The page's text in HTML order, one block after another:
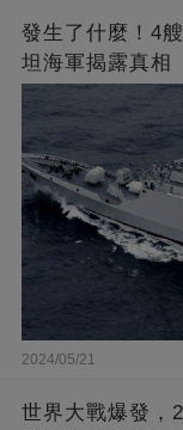
發生了什麼！4
坦海軍揭露真相
2024/05/21
世界大戰爆發，